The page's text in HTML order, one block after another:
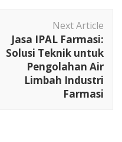
Next Article
Jasa IPAL Farmasi:
Solusi Teknik untuk
Pengolahan Air
Limbah Industri
Farmasi